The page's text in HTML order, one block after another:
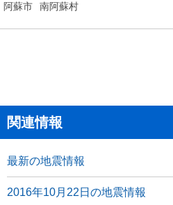
阿蘇市 南阿蘇村
関連情報
最新の地震情報
2016年10月22日の地震情報